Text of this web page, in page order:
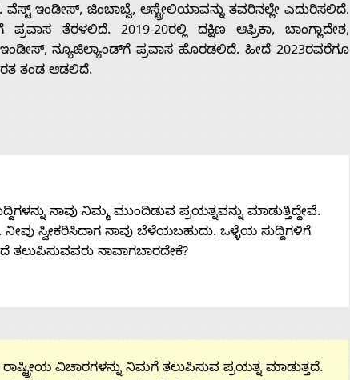
ಇಂಡೀಸ್, ಜಿಂಬಾಬ್ವೆ, ಆಸ್ಟ್ರೇಲಿಯಾವನ್ನು ತವರಿನಲ್ಲೇ ಎದುರಿಸಲಿದೆ.
ತೆರಳಲಿದೆ. 2019-20ರಲ್ಲಿ ದಕ್ಷಿಣ ಆಫ್ರಿಕಾ, ಬಾಂಗ್ಲಾದೇಶ,
ನ್ಯೂಜಿಲ್ಯಾಂಡ್‌ಗೆ ಪ್ರವಾಸ ಹೊರಡಲಿದೆ. ಹೀದೆ 2023ರವರೆಗೂ
ತಂಡ ಆಡಲಿದೆ.
ನಾವು ನಿಮ್ಮ ಮುಂದಿಡುವ ಪ್ರಯತ್ನವನ್ನು ಮಾಡುತ್ತಿದ್ದೇವೆ.
ನೀವು ಸ್ವೀಕರಿಸಿದಾಗ ನಾವು ಬೆಳೆಯಬಹುದು. ಒಳ್ಳೆಯ ಸುದ್ದಿಗಳಿಗೆ
ತಲುಪಿಸುವವರು ನಾವಾಗಬಾರದೇಕೆ?
ವಿಚಾರಗಳನ್ನು ನಿಮಗೆ ತಲುಪಿಸುವ ಪ್ರಯತ್ನ ಮಾಡುತ್ತದೆ.